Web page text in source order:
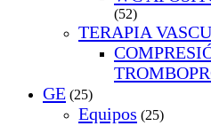
(52)
TERAPIA
GE (25)
Equipos (25)